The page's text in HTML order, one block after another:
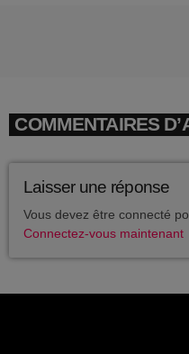
mars 2020
mars 2018
COMMENTAIRES
Laisser une réponse
Vous devez être connecté
Connectez-vous maintenant